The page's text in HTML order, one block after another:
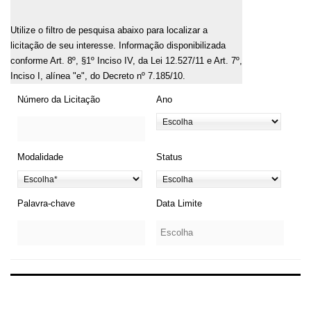
Utilize o filtro de pesquisa abaixo para localizar a
licitação de seu interesse. Informação disponibilizada
conforme Art. 8º, §1º Inciso IV, da Lei 12.527/11 e Art. 7º,
Inciso I, alínea "e", do Decreto nº 7.185/10.
Número da Licitação Ano
Modalidade Status
Palavra-chave Data Limite